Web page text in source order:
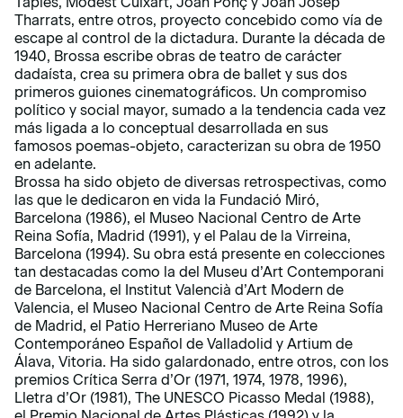
Tharrats, entre otros, proyecto concebido como vía de
escape al control de la dictadura. Durante la década de
1940, Brossa escribe obras de teatro de carácter
dadaísta, crea su primera obra de ballet y sus dos
primeros guiones cinematográficos. Un compromiso
político y social mayor, sumado a la tendencia cada vez
más ligada a lo conceptual desarrollada en sus
famosos poemas-objeto, caracterizan su obra de 1950
en adelante.
Brossa ha sido objeto de diversas retrospectivas, como
las que le dedicaron en vida la Fundació Miró,
Barcelona (1986), el Museo Nacional Centro de Arte
Reina Sofía, Madrid (1991), y el Palau de la Virreina,
Barcelona (1994). Su obra está presente en colecciones
tan destacadas como la del Museu d’Art Contemporani
de Barcelona, el Institut Valencià d’Art Modern de
Valencia, el Museo Nacional Centro de Arte Reina Sofía
de Madrid, el Patio Herreriano Museo de Arte
Contemporáneo Español de Valladolid y Artium de
Álava, Vitoria. Ha sido galardonado, entre otros, con los
premios Crítica Serra d’Or (1971, 1974, 1978, 1996),
Lletra d’Or (1981), The UNESCO Picasso Medal (1988),